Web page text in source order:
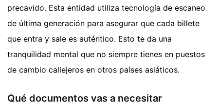
precavido. Esta entidad utiliza tecnología de escaneo
de última generación para asegurar que cada billete
que entra y sale es auténtico. Esto te da una
tranquilidad mental que no siempre tienes en puestos
de cambio callejeros en otros países asiáticos.
Qué documentos vas a necesitar